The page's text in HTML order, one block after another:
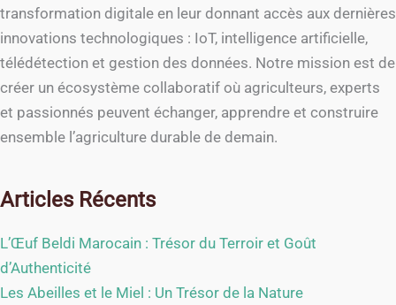
transformation digitale en leur donnant accès aux dernières
innovations technologiques : IoT, intelligence artificielle,
télédétection et gestion des données. Notre mission est de
créer un écosystème collaboratif où agriculteurs, experts
et passionnés peuvent échanger, apprendre et construire
ensemble l’agriculture durable de demain.
Articles Récents
L’Œuf Beldi Marocain : Trésor du Terroir et Goût
d’Authenticité
Les Abeilles et le Miel : Un Trésor de la Nature